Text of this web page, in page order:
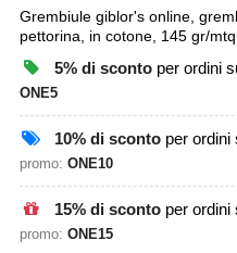
Grembiule giblor's online,
pettorina, in cotone, 145 gr/
5% di scontoper ordini
ONE5
10% di scontoper ordini
promo: ONE10
15% di scontoper ordini
promo: ONE15